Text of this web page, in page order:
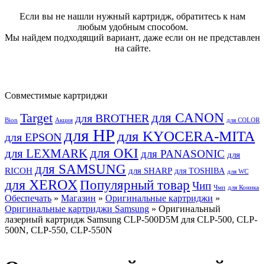
Если вы не нашли нужный картридж, обратитесь к нам
любым удобным способом.
Мы найдем подходящий вариант, даже если он не представлен
на сайте.
Совместимые картриджи
Bion Target Акция для BROTHER для CANON для COLOR
для EPSON для HP для KYOCERA-MITA
для LEXMARK для OKI для PANASONIC для
RICOH для SAMSUNG для SHARP для TOSHIBA для WC
для XEROX Популярный товар Чип Чмп для Коника
Обеспечать » Магазин » Оригинальные картриджи »
Оригинальные картриджи Samsung » Оригинальный
лазерный картридж Samsung CLP-500D5M для CLP-500, CLP-
500N, CLP-550, CLP-550N